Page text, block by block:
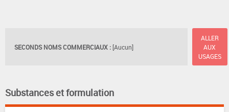
SECONDS NOMS COMMERCIAUX : [Aucun]
ALLER
AUX
USAGES
Substances et formulation